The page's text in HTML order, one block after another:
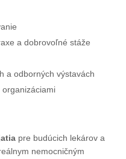
a dobrovoľné stáže
a odborných výstavách
pre budúcich lekárov a
nemocničným